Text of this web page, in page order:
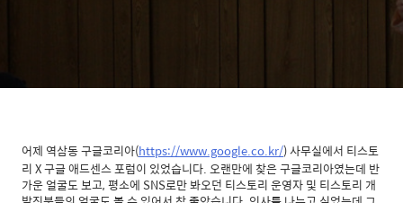
어제 역삼동 구글코리아(https://www.google.co.kr/) 사무실에서 티스토
리 X 구글 애드센스 포럼이 있었습니다. 오랜만에 찾은 구글코리아였는데 반
가운 얼굴도 보고, 평소에 SNS로만 봐오던 티스토리 운영자 및 티스토리 개